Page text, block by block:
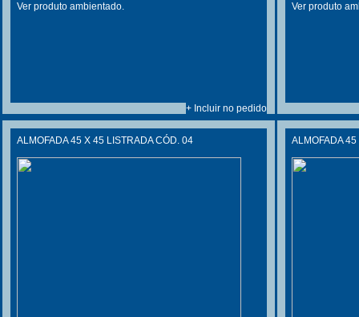
Ver produto ambientado.
+ Incluir no pedido
Ver produto
ALMOFADA 45 X 45 LISTRADA CÓD. 04 ALMOFADA